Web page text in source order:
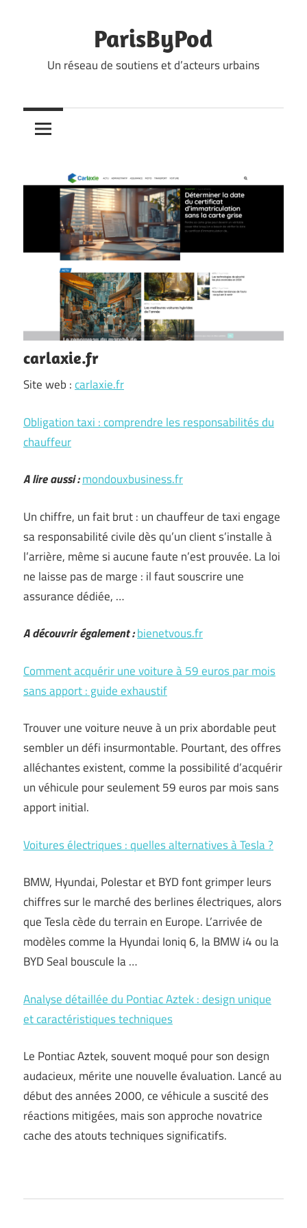
ParisByPod
Un réseau de soutiens et d’acteurs urbains
carlaxie.fr
Site web :carlaxie.fr
Obligation taxi : comprendre les responsabilités du
chauffeur
A lire aussi :mondouxbusiness.fr
Un chiffre, un fait brut : un chauffeur de taxi engage
sa responsabilité civile dès qu’un client s’installe à
l’arrière, même si aucune faute n’est prouvée. La loi
ne laisse pas de marge : il faut souscrire une
assurance dédiée, …
A découvrir également :bienetvous.fr
Comment acquérir une voiture à 59 euros par mois
sans apport : guide exhaustif
Trouver une voiture neuve à un prix abordable peut
sembler un défi insurmontable. Pourtant, des offres
alléchantes existent, comme la possibilité d’acquérir
un véhicule pour seulement 59 euros par mois sans
apport initial.
Voitures électriques : quelles alternatives à Tesla ?
BMW, Hyundai, Polestar et BYD font grimper leurs
chiffres sur le marché des berlines électriques, alors
que Tesla cède du terrain en Europe. L’arrivée de
modèles comme la Hyundai Ioniq 6, la BMW i4 ou la
BYD Seal bouscule la …
Analyse détaillée du Pontiac Aztek : design unique
et caractéristiques techniques
Le Pontiac Aztek, souvent moqué pour son design
audacieux, mérite une nouvelle évaluation. Lancé au
début des années 2000, ce véhicule a suscité des
réactions mitigées, mais son approche novatrice
cache des atouts techniques significatifs.